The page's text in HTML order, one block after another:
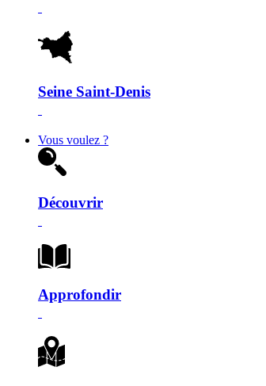
Seine Saint-Denis
Vous voulez ?
Découvrir
Approfondir